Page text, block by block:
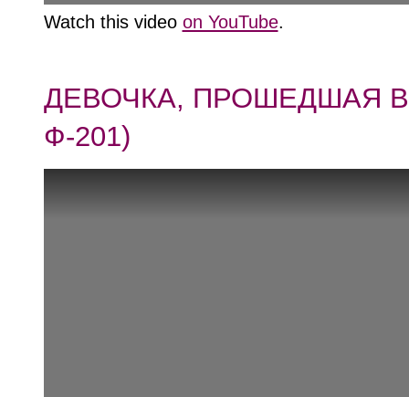
Watch this video on YouTube.
ДЕВОЧКА, ПРОШЕДШАЯ
Ф-201)